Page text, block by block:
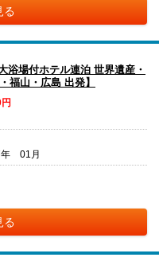
る
浴場付ホテル連泊 世界遺産・
福山・広島 出発】
01月
る